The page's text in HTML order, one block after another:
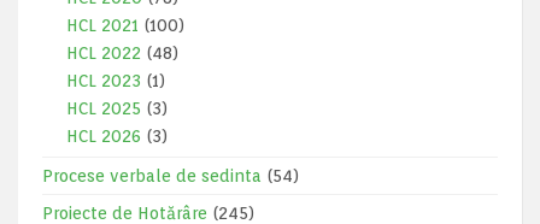
HCL 2021 (100)
HCL 2022 (48)
HCL 2023 (1)
HCL 2025 (3)
HCL 2026 (3)
Procese verbale de sedinta (54)
Proiecte de Hotărâre (245)